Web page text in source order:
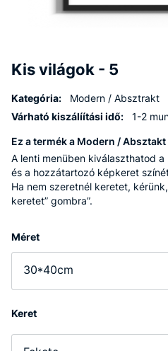
Kis világok - 5
Kategória:
Modern / Absztrakt
Várható kiszálíítási idő:
1-2
Ez a termék a Modern /
A lenti menüben kiválaszthatod
és a hozzátartozó képkeret
Ha nem szeretnél keretet,
keretet” gombra”.
Méret
30*40cm
Keret